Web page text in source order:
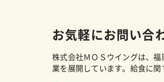
お気軽にお問い合
株式会社ＭＯＳウイングは、
業を展開しています。給食に関